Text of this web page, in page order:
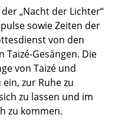
„Nacht der Lichter“
sowie Zeiten der
von den
Gesängen. Die
von Taizé und
zur Ruhe zu
zu lassen und im
zu kommen.